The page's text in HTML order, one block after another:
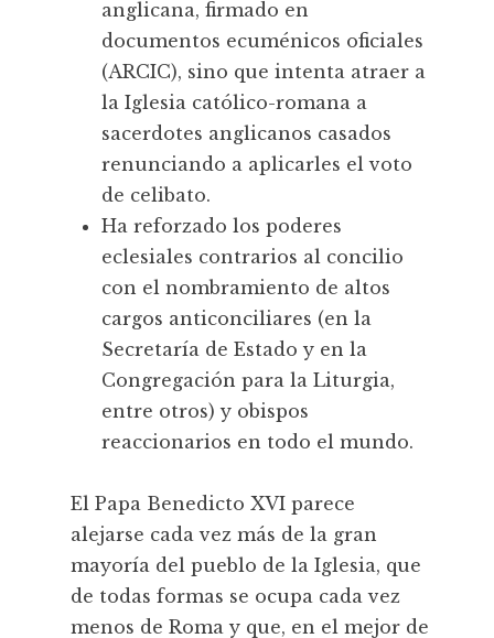
anglicana, firmado en
documentos ecuménicos oficiales
(ARCIC), sino que intenta atraer a
la Iglesia católico-romana a
sacerdotes anglicanos casados
renunciando a aplicarles el voto
de celibato.
Ha reforzado los poderes
eclesiales contrarios al concilio
con el nombramiento de altos
cargos anticonciliares (en la
Secretaría de Estado y en la
Congregación para la Liturgia,
entre otros) y obispos
reaccionarios en todo el mundo.
El Papa Benedicto XVI parece
alejarse cada vez más de la gran
mayoría del pueblo de la Iglesia, que
de todas formas se ocupa cada vez
menos de Roma y que, en el mejor de